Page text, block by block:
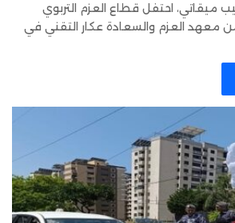
ميقاتي، احتفل قطاع العزم التربوي
معهد العزم والسعادة عكار التقني في